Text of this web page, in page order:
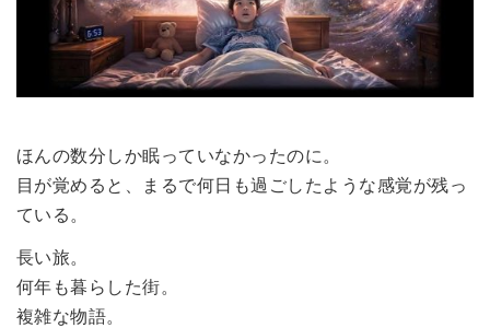
ほんの数分しか眠っていなかったのに。
目が覚めると、まるで何日も過ごしたような感覚が残っ
ている。
長い旅。
何年も暮らした街。
複雑な物語。